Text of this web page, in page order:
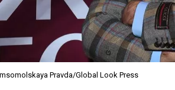
Pravda/Global Look Press